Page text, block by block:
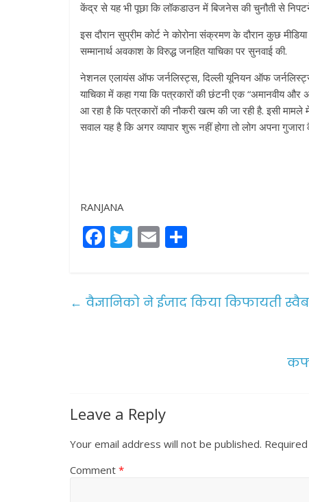
केंद्र से यह भी पूछा कि लॉकडाउन में बिजनेस की चुनौती से
इस दौरान सुप्रीम कोर्ट ने कोरोना संक्रमण के दौरान कुछ
सम्मानार्थ अवकाश के विरुद्ध जनहित याचिका पर सुनवाई की.
नेशनल एलायंस ऑफ जर्नलिस्ट्स, दिल्ली यूनियन ऑफ
याचिका में कहा गया कि पत्रकारों की छंटनी एक “अमानवीय
आ रहा है कि पत्रकारों की नौकरी खत्म की जा रही है. इसी
सवाल यह है कि अगर व्यापार शुरू नहीं होगा तो लोग अपना
RANJANA
F
a
e
T
w
er
E
m
l e
← वैज्ञानिको ने ईजाद किया किफायती
Leave a Reply
Your email address will not be published.
Comment *